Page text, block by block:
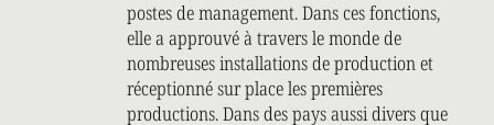
postes de management. Dans ces fonctions,
elle a approuvé à travers le monde de
nombreuses installations de production et
réceptionné sur place les premières
productions. Dans des pays aussi divers que